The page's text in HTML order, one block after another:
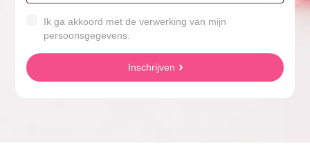
Ik ga akkoord met de verwerking van mijn
persoonsgegevens.
Inschrijven